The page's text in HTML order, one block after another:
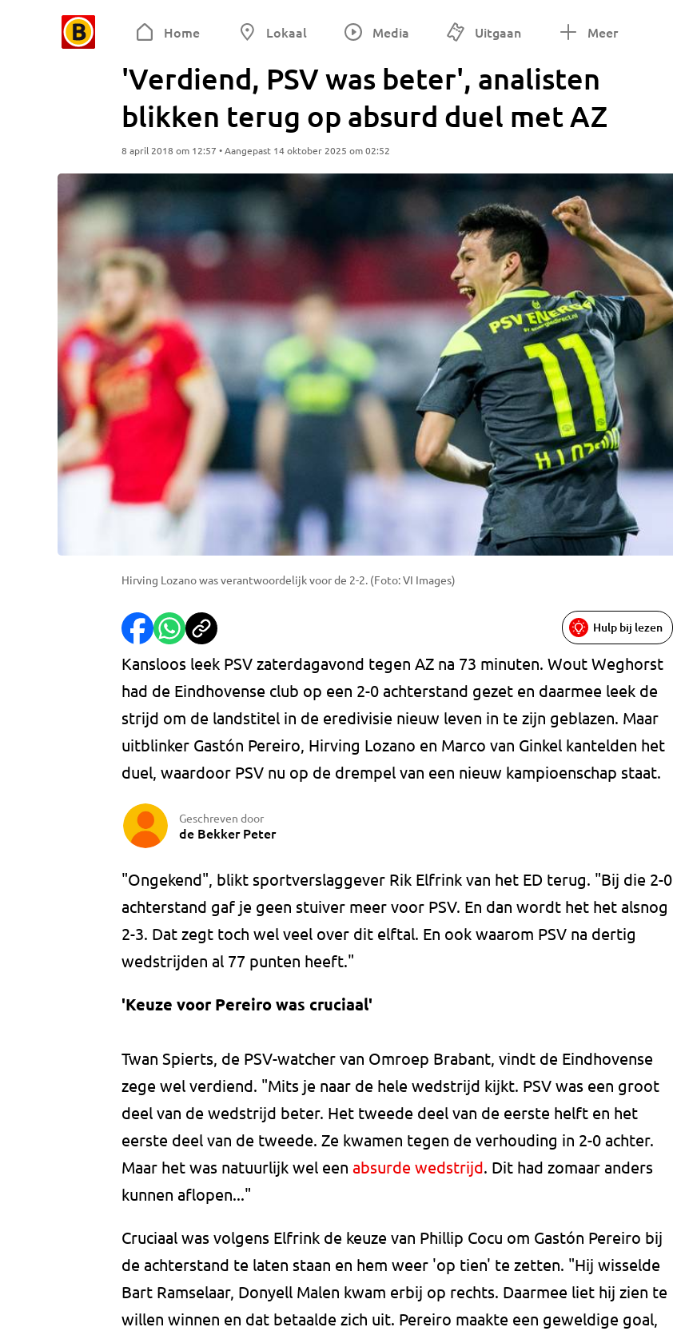
Home Lokaal Media Uitgaan Meer
'Verdiend, PSV was beter', analisten
blikken terug op absurd duel met AZ
8 april 2018 om 12:57 • Aangepast 14 oktober 2025 om 02:52
Hirving Lozano was verantwoordelijk voor de 2-2. (Foto: VI Images)
Hulp bij lezen
Kansloos leek PSV zaterdagavond tegen AZ na 73 minuten. Wout Weghorst
had de Eindhovense club op een 2-0 achterstand gezet en daarmee leek de
strijd om de landstitel in de eredivisie nieuw leven in te zijn geblazen. Maar
uitblinker Gastón Pereiro, Hirving Lozano en Marco van Ginkel kantelden het
duel, waardoor PSV nu op de drempel van een nieuw kampioenschap staat.
Geschreven door
de Bekker Peter
"Ongekend", blikt sportverslaggever Rik Elfrink van het ED terug. "Bij die 2-0
achterstand gaf je geen stuiver meer voor PSV. En dan wordt het het alsnog
2-3. Dat zegt toch wel veel over dit elftal. En ook waarom PSV na dertig
wedstrijden al 77 punten heeft."
'Keuze voor Pereiro was cruciaal'
Twan Spierts, de PSV-watcher van Omroep Brabant, vindt de Eindhovense
zege wel verdiend. "Mits je naar de hele wedstrijd kijkt. PSV was een groot
deel van de wedstrijd beter. Het tweede deel van de eerste helft en het
eerste deel van de tweede. Ze kwamen tegen de verhouding in 2-0 achter.
Maar het was natuurlijk wel een absurde wedstrijd. Dit had zomaar anders
kunnen aflopen..."
Cruciaal was volgens Elfrink de keuze van Phillip Cocu om Gastón Pereiro bij
de achterstand te laten staan en hem weer 'op tien' te zetten. "Hij wisselde
Bart Ramselaar, Donyell Malen kwam erbij op rechts. Daarmee liet hij zien te
willen winnen en dat betaalde zich uit. Pereiro maakte een geweldige goal,